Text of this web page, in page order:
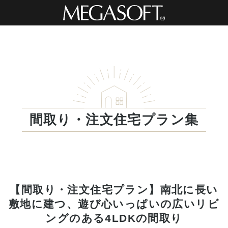
間取り・注文住宅プラン集
【間取り・注文住宅プラン】南北に長い
敷地に建つ、遊び心いっぱいの広いリビ
ングのある4LDKの間取り